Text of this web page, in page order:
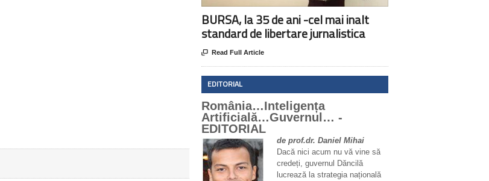
BURSA, la 35 de ani -cel mai inalt
standard de libertare jurnalistica
 Read Full Article
EDITORIAL
România…Inteligența
Artificială…Guvernul… -
EDITORIAL
de prof.dr. Daniel Mihai
Dacă nici acum nu vă vine să
credeți, guvernul Dăncilă
lucrează la strategia națională